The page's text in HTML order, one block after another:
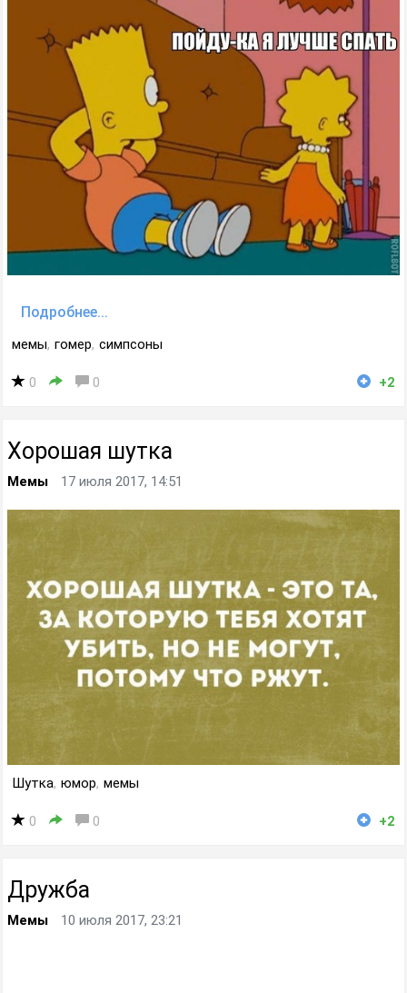
Подробнее...
мемы, гомер, симпсоны
0 0 +2
Хорошая шутка
Мемы 17 июля 2017, 14:51
Шутка, юмор, мемы
0 0 +2
Дружба
Мемы 10 июля 2017, 23:21